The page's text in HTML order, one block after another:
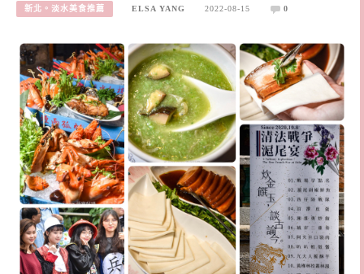
新北。淡水美食推薦 ELSA YANG 2022-08-15 0